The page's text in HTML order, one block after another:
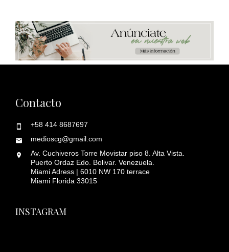
Contacto
+58 414 8687697
medioscg@gmail.com
Av. Cuchiveros Torre Movistar piso 8. Alta Vista.
Puerto Ordaz Edo. Bolivar. Venezuela.
Miami Adress | 6010 NW 170 terrace
Miami Florida 33015
INSTAGRAM